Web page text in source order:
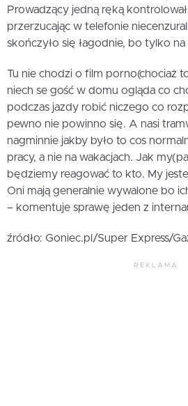
Prowadzący jedną ręką
przerzucając w telefonie
skończyło się łagodnie, bo tylko
Tu nie chodzi o film porno(chociaż
niech se gość w domu ogląda co
podczas jazdy robić niczego co
pewno nie powinno się. A nasi
nagminnie jakby było to cos
pracy, a nie na wakacjach. Jak
będziemy reagować to kto. My
Oni mają generalnie wywalone bo
– komentuje sprawę jeden z
źródło: Goniec.pl/Super Express/
REKLAMA